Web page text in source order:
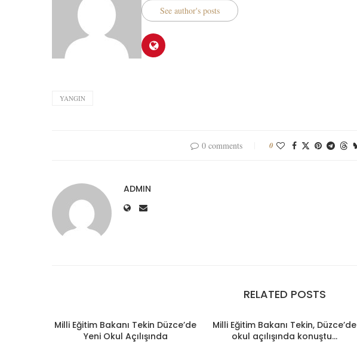
See author's posts
YANGIN
0 comments 0
ADMIN
RELATED POSTS
Milli Eğitim Bakanı Tekin Düzce’de
Yeni Okul Açılışında
Milli Eğitim Bakanı Tekin, Düzce’de
okul açılışında konuştu...